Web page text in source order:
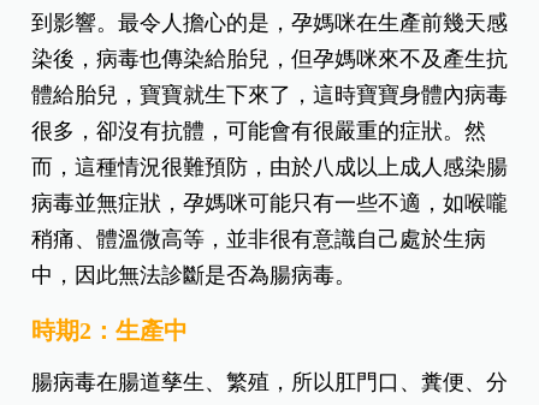
到影響。最令人擔心的是，孕媽咪在生產前幾天感
染後，病毒也傳染給胎兒，但孕媽咪來不及產生抗
體給胎兒，寶寶就生下來了，這時寶寶身體內病毒
很多，卻沒有抗體，可能會有很嚴重的症狀。然
而，這種情況很難預防，由於八成以上成人感染腸
病毒並無症狀，孕媽咪可能只有一些不適，如喉嚨
稍痛、體溫微高等，並非很有意識自己處於生病
中，因此無法診斷是否為腸病毒。
時期2：生產中
腸病毒在腸道孳生、繁殖，所以肛門口、糞便、分